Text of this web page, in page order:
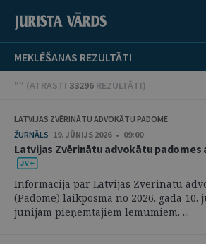
MEKLĒŠANAS REZULTĀTI
"" (ATRASTI 33296 REZULTĀTI)
LATVIJAS ZVĒRINĀTU ADVOKĀTU PADOME
ŽURNĀLS 19. JŪNIJS 2026 • 09:00
Latvijas Zvērinātu advokātu
Informācija par Latvijas Zvērinātu
(Padome) laikposmā no 2026. gada 10.
jūnijam pieņemtajiem lēmumiem. ...